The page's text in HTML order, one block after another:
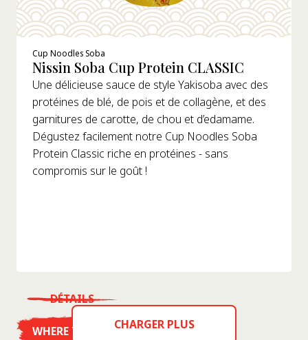
Cup Noodles Soba
Nissin Soba Cup Protein CLASSIC
Une délicieuse sauce de style Yakisoba avec des
protéines de blé, de pois et de collagène, et des
garnitures de carotte, de chou et d’edamame.
Dégustez facilement notre Cup Noodles Soba
Protein Classic riche en protéines - sans
compromis sur le goût !
WHERE TO BUY
DÉTAILS
CHARGER PLUS